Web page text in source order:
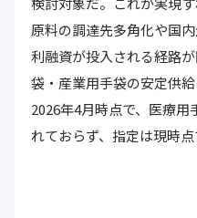
原料の調達先多角化や国
利融資が投入される経路
袋・産業用手袋の安定供
2026年4月時点で、医療
れておらず、指定は現時点